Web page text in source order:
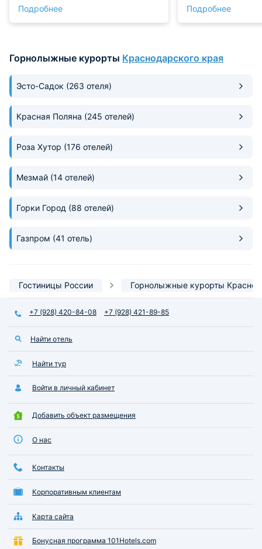
домике четыре дня и за это
время абсолютно не возникало
кровать удобная и со свежим
плесени. Рекомендуем для
отдыха.
Подробнее
питания, но есть
возможность
много.
Подробнее
Горнолыжные курорты Краснодарского края
Эсто-Садок (263 отеля)
Красная Поляна (245 отелей)
Роза Хутор (176 отелей)
Мезмай (14 отелей)
Горки Город (88 отелей)
Газпром (41 отель)
Гостиницы России Горнолыжные курорты
+7 (928) 420-84-08 +7 (928) 421-89-85
Найти отель
Найти тур
Войти в личный кабинет
Добавить объект размещения
О нас
Контакты
Корпоративным клиентам
Карта сайта
Бонусная программа 101Hotels.com